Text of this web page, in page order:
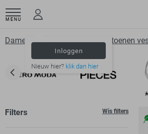
MENU
Inloggen
Nieuw hier? klik dan hier
Dameskleding Vesten Katoenen
Filters Wis filters